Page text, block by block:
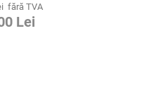
fără TVA
Lei